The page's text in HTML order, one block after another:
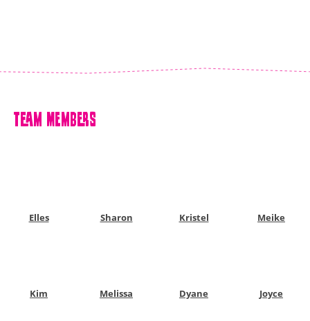
Team Members
Elles Sharon Kristel Meike
Kim Melissa Dyane Joyce